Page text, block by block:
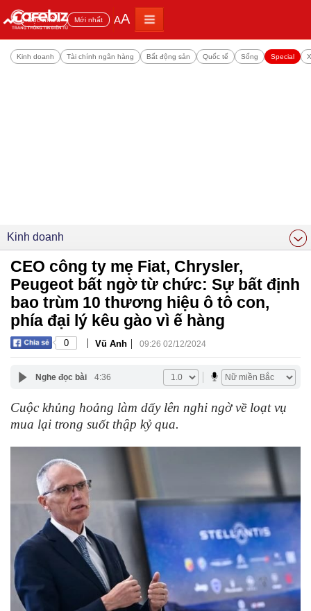
Đọc nhiều Mới nhất AA
Kinh doanh Tài chính ngân hàng Bất động sản Quốc tế Sống Special
Kinh doanh
CEO công ty mẹ Fiat, Chrysler,
Peugeot bất ngờ từ chức: Sự bất định
bao trùm 10 thương hiệu ô tô con,
phía đại lý kêu gào vì ế hàng
0 | Vũ Anh | 09:26 02/12/2024
Nghe đọc bài 4:36
Cuộc khủng hoảng làm dấy lên nghi ngờ về loạt vụ
mua lại trong suốt thập kỷ qua.